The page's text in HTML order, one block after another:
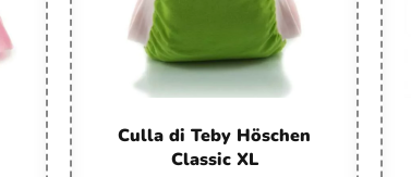
Culla di Teby Höschen
Classic XL